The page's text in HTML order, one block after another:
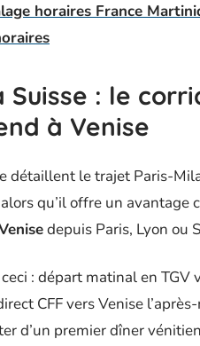
horaires France
: le
à Venise
détaillent le trajet Paris-
qu’il offre un avantage
depuis Paris, Lyon ou
: départ matinal en TGV
CFF vers Venise
d’un premier dîner